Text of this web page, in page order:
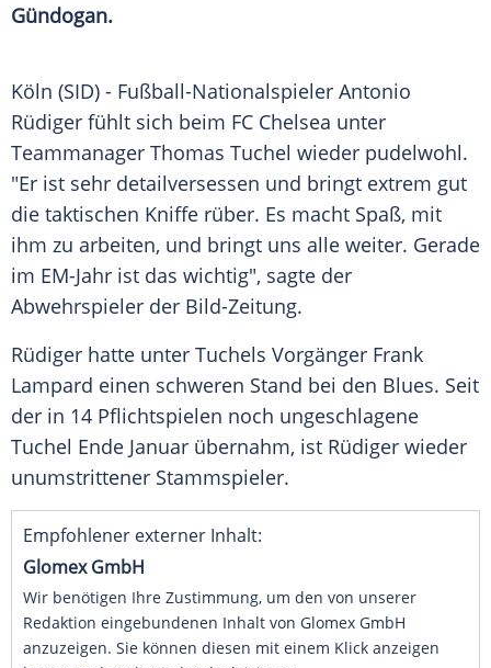
Gündogan.
Köln (SID) - Fußball-Nationalspieler Antonio
Rüdiger fühlt sich beim FC Chelsea unter
Teammanager Thomas Tuchel wieder pudelwohl.
"Er ist sehr detailversessen und bringt extrem gut
die taktischen Kniffe rüber. Es macht Spaß, mit
ihm zu arbeiten, und bringt uns alle weiter. Gerade
im EM-Jahr ist das wichtig", sagte der
Abwehrspieler der Bild-Zeitung.
Rüdiger hatte unter Tuchels Vorgänger Frank
Lampard einen schweren Stand bei den Blues. Seit
der in 14 Pflichtspielen noch ungeschlagene
Tuchel Ende Januar übernahm, ist Rüdiger wieder
unumstrittener Stammspieler.
Empfohlener externer Inhalt:
Glomex GmbH
Wir benötigen Ihre Zustimmung, um den von unserer
Redaktion eingebundenen Inhalt von Glomex GmbH
anzuzeigen. Sie können diesen mit einem Klick anzeigen